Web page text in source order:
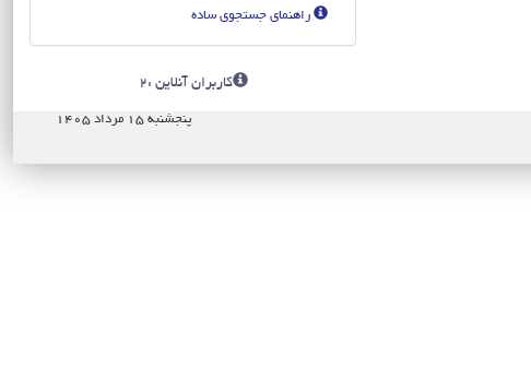
راهنمای جستجوی ساده
کاربران آنلاین :2
پنجشنبه ۱۵ مرداد ۱۴۰۵